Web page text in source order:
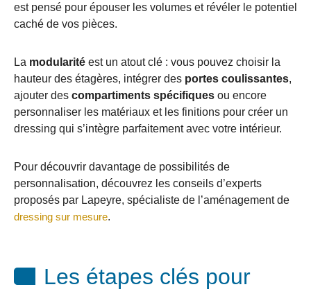
est pensé pour épouser les volumes et révéler le potentiel
caché de vos pièces.
La modularité est un atout clé : vous pouvez choisir la
hauteur des étagères, intégrer des portes coulissantes,
ajouter des compartiments spécifiques ou encore
personnaliser les matériaux et les finitions pour créer un
dressing qui s’intègre parfaitement avec votre intérieur.
Pour découvrir davantage de possibilités de
personnalisation, découvrez les conseils d’experts
proposés par Lapeyre, spécialiste de l’aménagement de
dressing sur mesure.
Les étapes clés pour